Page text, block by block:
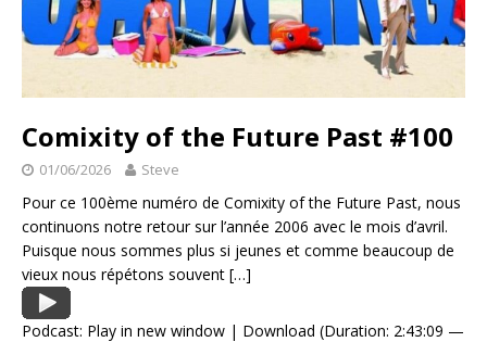
Comixity of the Future Past #100
01/06/2026 Steve
Pour ce 100ème numéro de Comixity of the Future Past, nous
continuons notre retour sur l’année 2006 avec le mois d’avril.
Puisque nous sommes plus si jeunes et comme beaucoup de
vieux nous répétons souvent […]
Podcast: Play in new window | Download (Duration: 2:43:09 —